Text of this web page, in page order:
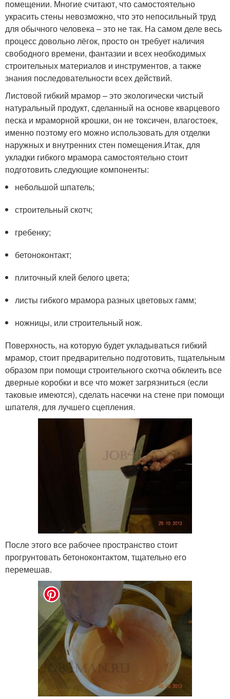
помещении. Многие считают, что самостоятельно
украсить стены невозможно, что это непосильный труд
для обычного человека – это не так. На самом деле весь
процесс довольно лёгок, просто он требует наличия
свободного времени, фантазии и всех необходимых
строительных материалов и инструментов, а также
знания последовательности всех действий.
Листовой гибкий мрамор – это экологически чистый
натуральный продукт, сделанный на основе кварцевого
песка и мраморной крошки, он не токсичен, влагостоек,
именно поэтому его можно использовать для отделки
наружных и внутренних стен помещения.Итак, для
укладки гибкого мрамора самостоятельно стоит
подготовить следующие компоненты:
небольшой шпатель;
строительный скотч;
гребенку;
бетоноконтакт;
плиточный клей белого цвета;
листы гибкого мрамора разных цветовых гамм;
ножницы, или строительный нож.
Поверхность, на которую будет укладываться гибкий
мрамор, стоит предварительно подготовить, тщательным
образом при помощи строительного скотча обклеить все
дверные коробки и все что может загрязниться (если
таковые имеются), сделать насечки на стене при помощи
шпателя, для лучшего сцепления.
После этого все рабочее пространство стоит
прогрунтовать бетоноконтактом, тщательно его
перемешав.